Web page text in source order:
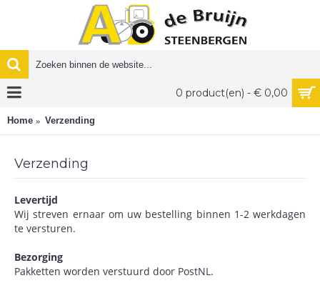
0 product(en) - € 0,00
Home Verzending
Verzending
Levertijd
Wij streven ernaar om uw bestelling binnen 1-2 werkdagen
te versturen.
Bezorging
Pakketten worden verstuurd door PostNL.